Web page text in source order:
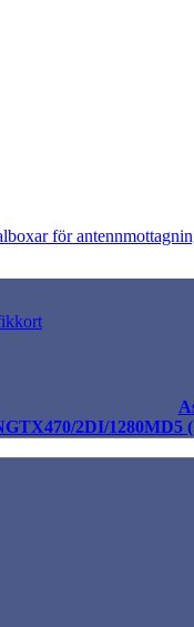
för
2DI/1280MD5